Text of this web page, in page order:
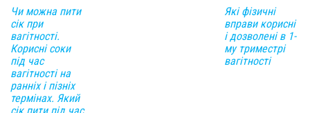
Чи можна пити
сік при
вагітності.
Корисні соки
під час
вагітності на
ранніх і пізніх
термінах. Який
Які фізичні
вправи корисні
і дозволені в 1-
му триместрі
вагітності